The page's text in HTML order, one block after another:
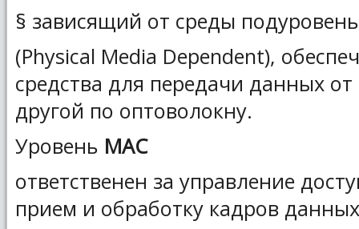
§ зависящий от среды
(Physical Media Dependent),
средства для передачи данных
другой по оптоволокну.
Уровень MAC
ответственен за управление
прием и обработку кадров